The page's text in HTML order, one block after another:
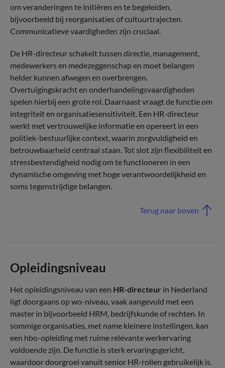
om veranderingen te initiëren en te begeleiden,
bijvoorbeeld bij reorganisaties of cultuurtrajecten.
Communicatieve vaardigheden zijn cruciaal.
De HR-directeur schakelt tussen directie, management,
medewerkers en medezeggenschap en moet belangen
helder kunnen afwegen en overbrengen.
Overtuigingskracht en onderhandelingsvaardigheden
spelen hierbij een grote rol. Daarnaast vraagt de functie om
integriteit en organisatiesensitiviteit. Een HR-directeur
werkt met vertrouwelijke informatie en opereert in een
politiek-bestuurlijke context, waarin zorgvuldigheid en
betrouwbaarheid centraal staan. Tot slot zijn flexibiliteit en
stressbestendigheid nodig om te functioneren in een
dynamische omgeving met hoge verantwoordelijkheid en
soms tegenstrijdige belangen.
Terug naar boven
Opleidingsniveau
Het opleidingsniveau van een HR-directeur in Nederland
ligt doorgaans op wo-niveau, vaak aangevuld met een
master in bijvoorbeeld HRM, bedrijfskunde of rechten. In
sommige organisaties, met name kleinere instellingen, kan
een hbo-opleiding met ruime relevante werkervaring
voldoende zijn. De functie is sterk ervaringsgericht,
waardoor doorgroei vanuit senior HR-rollen gebruikelijk is.